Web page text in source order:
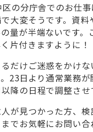
の分庁舎でのお仕
大変そうです。資
量が半端ないです
片付きますように！
だけご迷惑をかけ
23日より通常業務
降の日程で調整させ
が見つかった方、
でお気軽にお問い合